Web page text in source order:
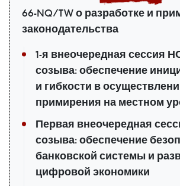
66-NQ/TW о разработке и
законодательства
1-я внеочередная сессия
созыва: обеспечение
и гибкости в
примирения на местном
Первая внеочередная
созыва: обеспечение
банковской системы и
цифровой экономики